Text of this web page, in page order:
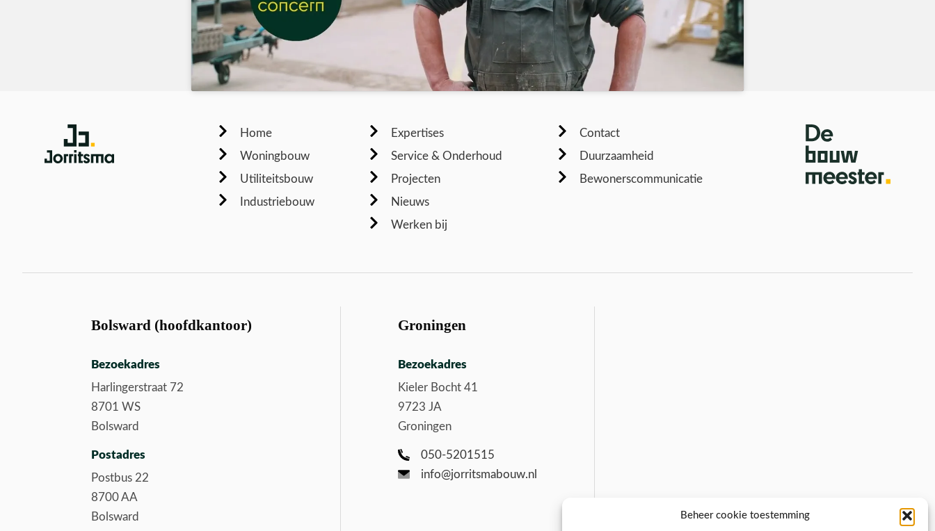
Beheer cookie toestemming
Home
Woningbouw
Utiliteitsbouw
Industriebouw
Expertises
Service & Onderhoud
Projecten
Nieuws
Werken bij
Contact
Duurzaamheid
Bewonerscommunicatie
Bolsward (hoofdkantoor)
Bezoekadres
Harlingerstraat 72
8701 WS
Bolsward
Postadres
Postbus 22
8700 AA
Bolsward
Groningen
Bezoekadres
Kieler Bocht 41
9723 JA
Groningen
050-5201515
info@jorritsmabouw.nl